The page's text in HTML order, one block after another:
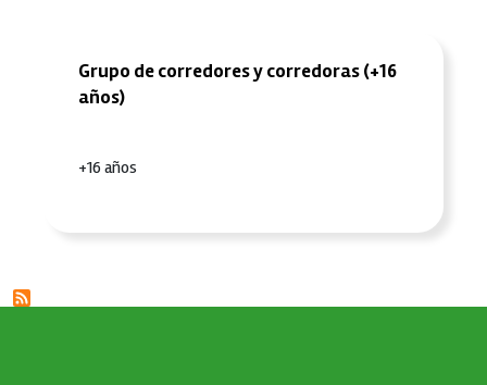
Grupo de corredores y corredoras (+16
años)
+16 años